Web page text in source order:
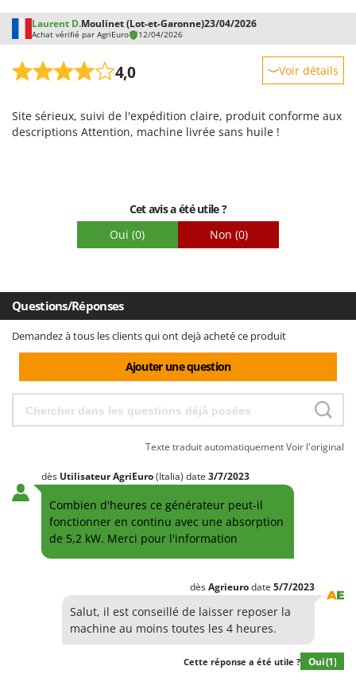
Laurent D.Moulinet (Lot-et-Garonne)23/04/2026
Achat vérifié par AgriEuro 12/04/2026
4,0 Voir détails
Prestations
Facilité d'utilisation
Site sérieux, suivi de l'expédition claire, produit conforme aux
descriptions Attention, machine livrée sans huile !
Cet avis a été utile ?
Oui (0) Non (0)
Questions/Réponses
Demandez à tous les clients qui ont dejà acheté ce produit
Ajouter une question
Texte traduit automatiquementVoir l'original
dès Utilisateur AgriEuro(Italia) date 3/7/2023
Combien d'heures ce générateur peut-il
fonctionner en continu avec une absorption
de 5,2 kW. Merci pour l'information
dèsAgrieurodate 5/7/2023
Salut, il est conseillé de laisser reposer la
machine au moins toutes les 4 heures.
Cette réponse a été utile ? Oui(1)